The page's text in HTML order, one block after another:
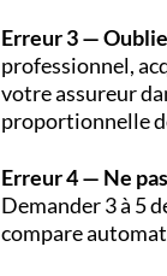
Erreur 3 —
professionnel,
votre assureur
proportionnelle
Erreur 4 — Ne
Demander 3 à 5
compare